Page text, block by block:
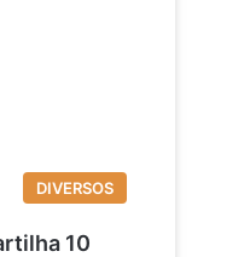
DIVERSOS
10